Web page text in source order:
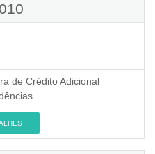
de Crédito Adicional